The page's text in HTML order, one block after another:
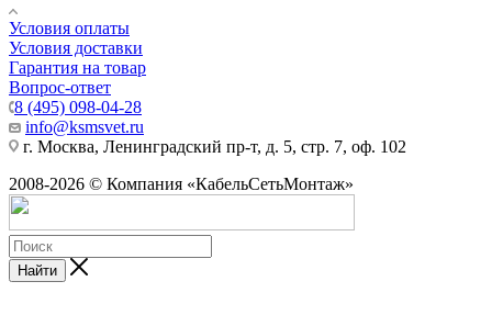
Условия оплаты
Условия доставки
Гарантия на товар
Вопрос-ответ
8 (495) 098-04-28
info@ksmsvet.ru
г. Москва, Ленинградский пр-т, д. 5, стр. 7, оф. 102
2008-2026 © Компания «КабельСетьМонтаж»
Найти